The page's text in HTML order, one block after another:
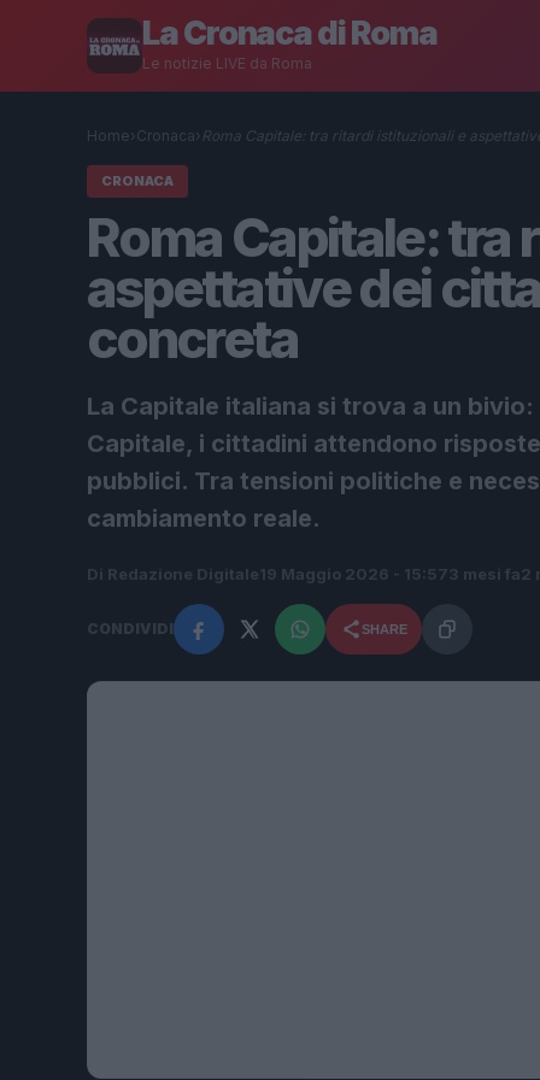
La Cronaca di Roma
Le notizie LIVE da Roma
Home› Cronaca› Roma Capitale: tra ritardi istituzionali e
CRONACA
Roma Capitale: tra
aspettative dei
concreta
La Capitale italiana si trova a un
Capitale, i cittadini attendono
pubblici. Tra tensioni politiche e
cambiamento reale.
Di Redazione Digitale 19 Maggio 2026 - 15:573 mesi fa2
CONDIVIDI SHARE